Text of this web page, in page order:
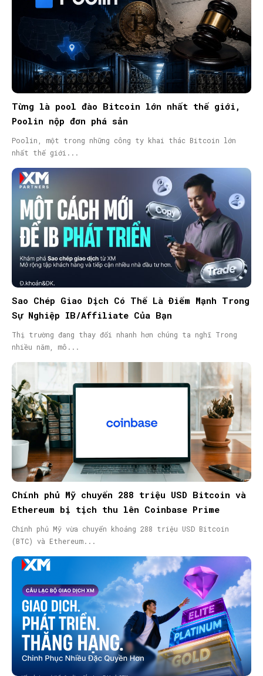
Từng là pool đào Bitcoin lớn nhất thế giới,
Poolin nộp đơn phá sản
Poolin, một trong những công ty khai thác Bitcoin lớn
nhất thế giới...
Sao Chép Giao Dịch Có Thể Là Điểm Mạnh Trong
Sự Nghiệp IB/Affiliate Của Bạn
Thị trường đang thay đổi nhanh hơn chúng ta nghĩ Trong
nhiều năm, mô...
Chính phủ Mỹ chuyển 288 triệu USD Bitcoin và
Ethereum bị tịch thu lên Coinbase Prime
Chính phủ Mỹ vừa chuyển khoảng 288 triệu USD Bitcoin
(BTC) và Ethereum...